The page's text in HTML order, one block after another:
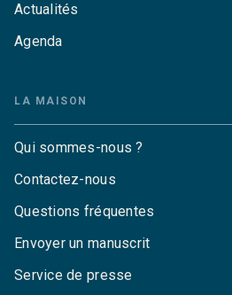
Actualités
Agenda
LA MAISON
Qui sommes-nous ?
Contactez-nous
Questions fréquentes
Envoyer un manuscrit
Service de presse